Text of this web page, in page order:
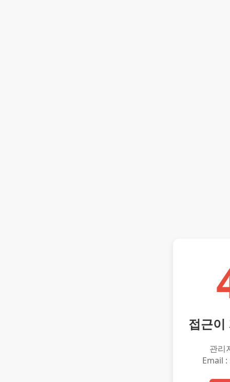
접근이
관리
Email